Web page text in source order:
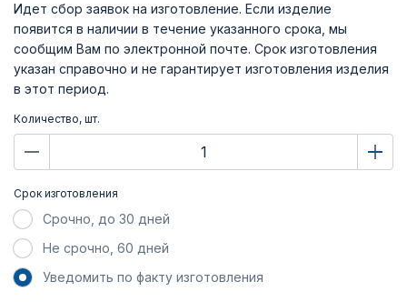
Идет сбор заявок на изготовление. Если изделие
появится в наличии в течение указанного срока, мы
сообщим Вам по электронной почте. Срок изготовления
указан справочно и не гарантирует изготовления изделия
в этот период.
Количество, шт.
Срок изготовления
Срочно, до 30 дней
Не срочно, 60 дней
Уведомить по факту изготовления